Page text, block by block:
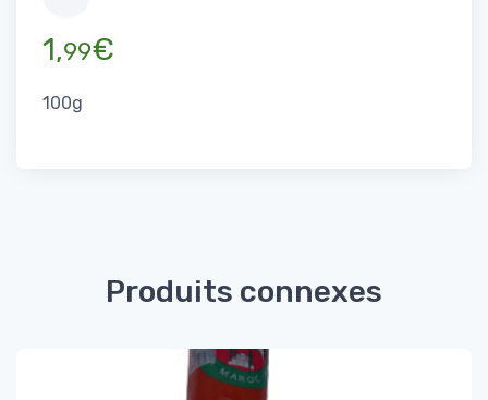
1,99€
100g
Produits connexes